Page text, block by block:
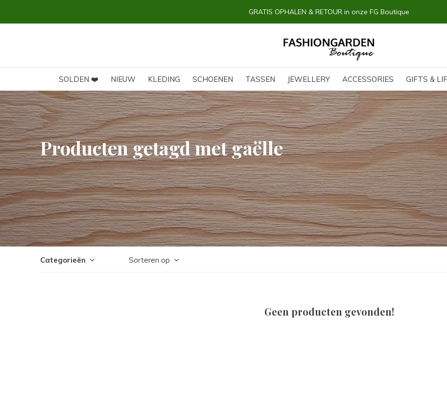
SOLDEN ❤️ NIEUW KLEDING SCHOENEN TASSEN JEWELLERY ACCESSORIES GIFTS &
GRATIS OPHALEN & RETOUR in onze FG Boutique
Producten getagd met gaëlle
Categorieën Sorteren op
Geen producten gevonden!